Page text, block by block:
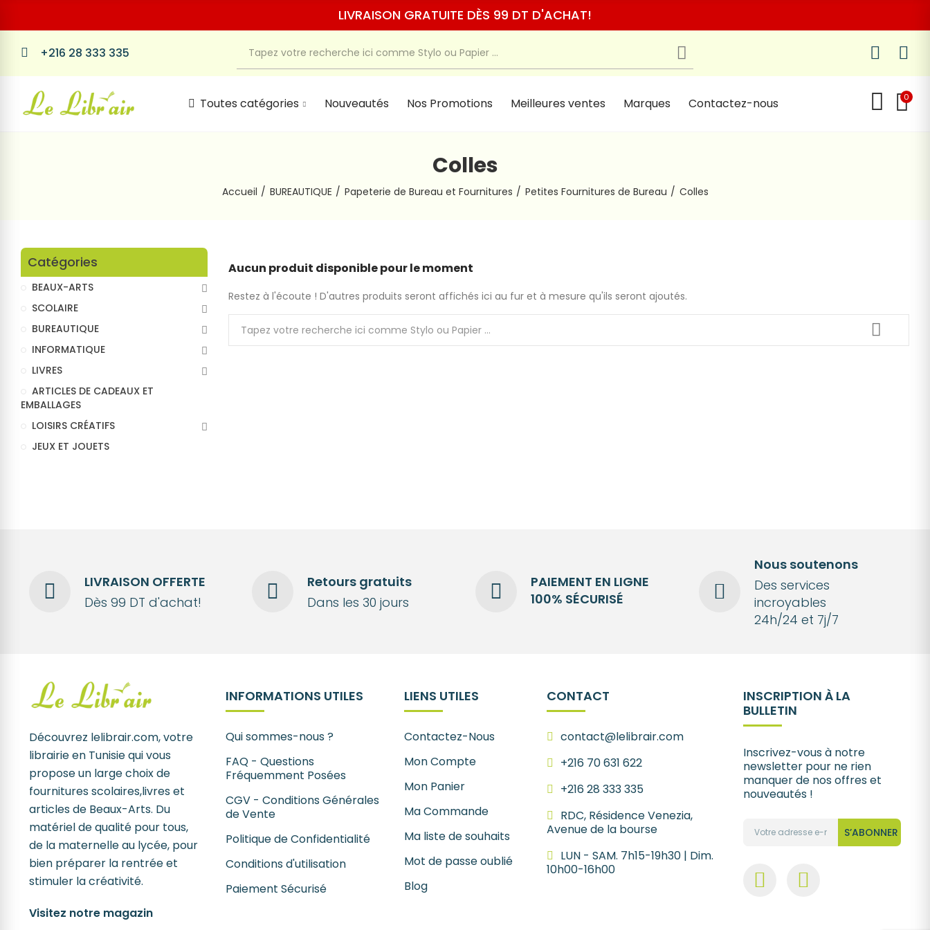
LIVRAISON GRATUITE DÈS 99 DT D'ACHAT!
+216 28 333 335
Toutes catégories Nouveautés Nos Promotions Meilleures ventes Marques Contactez-nous 0
Colles
Accueil BUREAUTIQUE Papeterie de Bureau et Fournitures Petites Fournitures de Bureau Colles
Aucun produit disponible pour le moment
Restez à l'écoute ! D'autres produits seront affichés ici au fur et à mesure qu'ils seront ajoutés.
Catégories
BEAUX-ARTS
SCOLAIRE
BUREAUTIQUE
INFORMATIQUE
LIVRES
ARTICLES DE CADEAUX ET
EMBALLAGES
LOISIRS CRÉATIFS
JEUX ET JOUETS
LIVRAISON OFFERTE
Dès 99 DT d'achat!
Retours gratuits
Dans les 30 jours
PAIEMENT EN LIGNE
100% SÉCURISÉ
Nous soutenons
Des services
incroyables
24h/24 et 7j/7
Découvrez lelibrair.com, votre
librairie en Tunisie qui vous
propose un large choix de
fournitures scolaires,livres et
articles de Beaux-Arts. Du
matériel de qualité pour tous,
de la maternelle au lycée, pour
bien préparer la rentrée et
stimuler la créativité.
Visitez notre magazin
INFORMATIONS UTILES
Qui sommes-nous ?
FAQ - Questions
Fréquemment Posées
CGV - Conditions Générales
de Vente
Politique de Confidentialité
Conditions d'utilisation
Paiement Sécurisé
LIENS UTILES
Contactez-Nous
Mon Compte
Mon Panier
Ma Commande
Ma liste de souhaits
Mot de passe oublié
Blog
CONTACT
contact@lelibrair.com
+216 70 631 622
+216 28 333 335
RDC, Résidence Venezia,
Avenue de la bourse
LUN - SAM. 7h15-19h30 | Dim.
10h00-16h00
INSCRIPTION À LA
BULLETIN
Inscrivez-vous à notre
newsletter pour ne rien
manquer de nos offres et
nouveautés !
S’ABONNER